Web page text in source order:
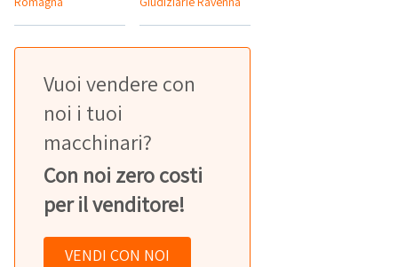
Vuoi vendere con
noi i tuoi
macchinari?
Con noi zero costi
per il venditore!
VENDI CON NOI